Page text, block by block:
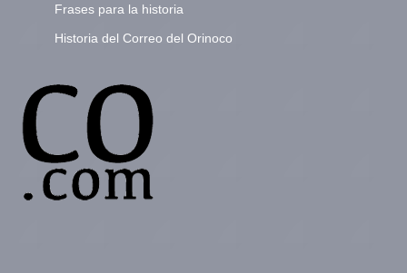
Frases para la historia
Historia del Correo del Orinoco